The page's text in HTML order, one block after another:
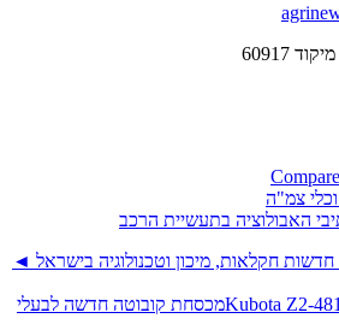
צמ"ה
AgriNews חדשות חקלאות, מיכון וטכנולוגיה בישראל ◄
מכסחת קובוטה חדשה לבעלי